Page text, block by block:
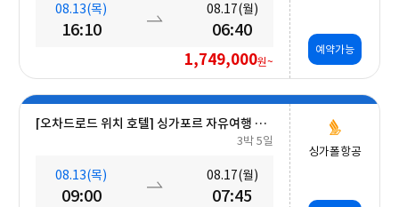
08.13(목)
16:10
08.17(월)
06:40
1,749,000원~
예약가능
[오차드로드 위치 호텔] 싱가포르 자유여행 5일 #조식포함 #오전출발
3박 5일
08.13(목)
09:00
08.17(월)
07:45
싱가폴항공